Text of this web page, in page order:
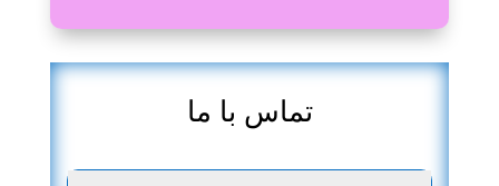
تماس با ما